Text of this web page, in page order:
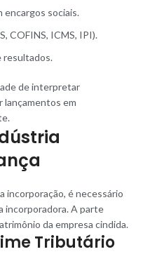
encargos sociais.
COFINS, ICMS, IPI).
resultados.
de interpretar
em
incorporação, é necessário
incorporadora. A parte
da empresa cindida.
Tributário